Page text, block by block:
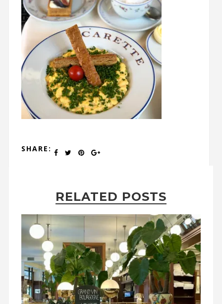
SHARE:
RELATED POSTS